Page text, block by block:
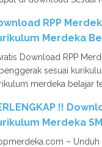
RPP
Merdeka
Download RPP
sesuai
merdeka belajar
!!
Merdeka
– Unduh